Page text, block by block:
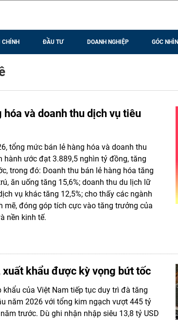
CHÍNH ĐẦU TƯ DOANH NGHIỆP GÓC NHÌN
và doanh thu dịch vụ tiêu
tổng mức bán lẻ hàng hóa và doanh thu
hành ước đạt 3.889,5 nghìn tỷ đồng, tăng
trong đó: Doanh thu bán lẻ hàng hóa tăng
ăn uống tăng 15,6%; doanh thu du lịch lữ
vụ khác tăng 12,5%; cho thấy các ngành
mẽ, đóng góp tích cực vào tăng trưởng của
nền kinh tế.
khẩu được kỳ vọng bứt tốc
khẩu của Việt Nam tiếp tục duy trì đà tăng
năm 2026 với tổng kim ngạch vượt 445 tỷ
trước. Dù ghi nhận nhập siêu 13,8 tỷ USD